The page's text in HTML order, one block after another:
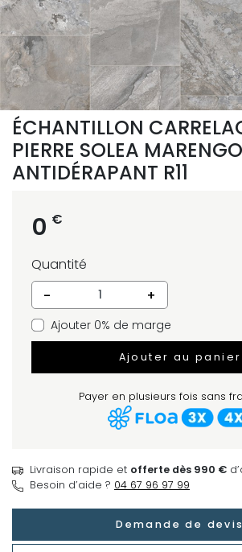
ÉCHANTILLON
PIERRE SOLEA MARENGO
ANTIDÉRAPANT R11
0 €
Quantité
-
+
Ajouter 0% de marge
Ajouter au panier
Payer en plusieurs fois sans
Livraison rapide et offerte dès 990 €
Besoin d’aide ? 04 67 96 97 99
Demande de devis